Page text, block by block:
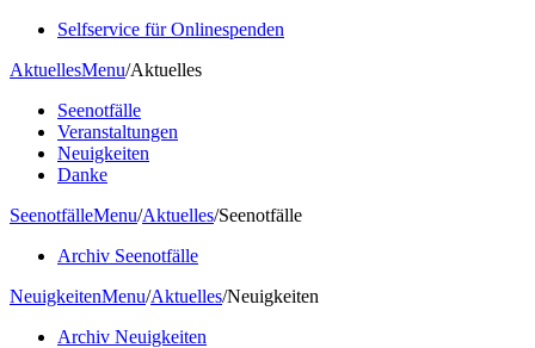
Selfservice für Onlinespenden
AktuellesMenu/Aktuelles
Seenotfälle
Veranstaltungen
Neuigkeiten
Danke
SeenotfälleMenu/Aktuelles/Seenotfälle
Archiv Seenotfälle
NeuigkeitenMenu/Aktuelles/Neuigkeiten
Archiv Neuigkeiten